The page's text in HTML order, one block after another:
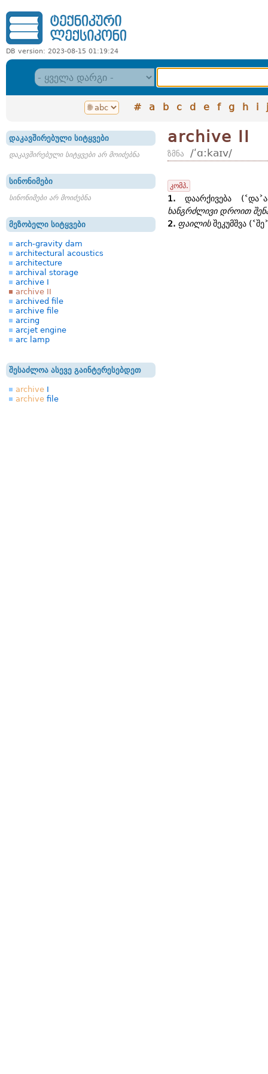
DB version: 2023-08-15 01:19:24
# a b c d e f g h i j
დაკავშირებული სიტყვები
დაკავშირებული სიტყვები არ მოიძებნა
სინონიმები
სინონიმები არ მოიძებნა
მეზობელი სიტყვები
arch-gravity dam
architectural acoustics
architecture
archival storage
archive I
archive II
archived file
archive file
arcing
arcjet engine
arc lamp
შესაძლოა ასევე გაინტერესებდეთ
archive I
archive file
archive II
ზმნა /ʹɑ:kaɪv/
კომპ.
1. დაარქივება
ხანგრძლივი დროით
2. ფაილისშეკუმშვა